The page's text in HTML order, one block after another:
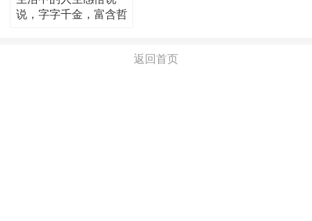
说，字字千金，富含哲
返回首页